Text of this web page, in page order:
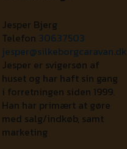
Jesper Bjerg
Telefon 30637503
jesper@silkeborgcaravan.dk
Jesper er svigersøn af
huset og har haft sin gang
i forretningen siden 1999.
Han har primært at gøre
med salg/indkøb, samt
marketing